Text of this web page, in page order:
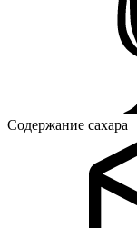
Содержание сахара